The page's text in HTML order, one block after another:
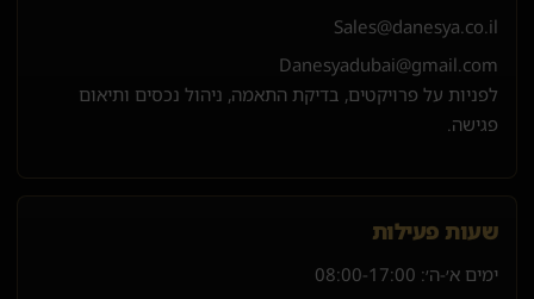
Sales@danesya.co.il
Danesyadubai@gmail.com
לפניות על פרויקטים, בדיקת התאמה, ניהול נכסים ותיאום
פגישה.
שעות פעילות
ימים א׳-ה׳: 08:00-17:00